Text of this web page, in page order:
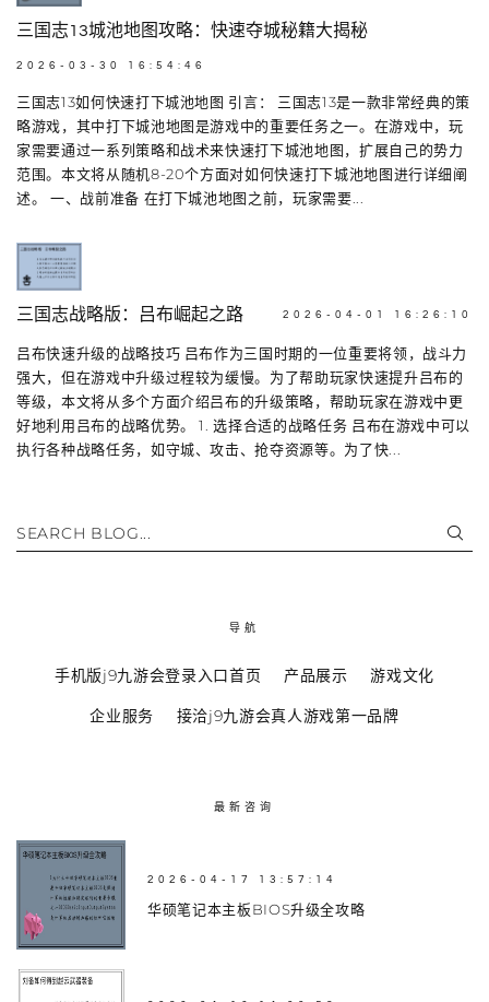
三国志13城池地图攻略：快速夺城秘籍大揭秘
2026-03-30 16:54:46
三国志13如何快速打下城池地图 引言： 三国志13是一款非常经典的策
略游戏，其中打下城池地图是游戏中的重要任务之一。在游戏中，玩
家需要通过一系列策略和战术来快速打下城池地图，扩展自己的势力
范围。本文将从随机8-20个方面对如何快速打下城池地图进行详细阐
述。 一、战前准备 在打下城池地图之前，玩家需要...
三国志战略版：吕布崛起之路 2026-04-01 16:26:10
吕布快速升级的战略技巧 吕布作为三国时期的一位重要将领，战斗力
强大，但在游戏中升级过程较为缓慢。为了帮助玩家快速提升吕布的
等级，本文将从多个方面介绍吕布的升级策略，帮助玩家在游戏中更
好地利用吕布的战略优势。 1. 选择合适的战略任务 吕布在游戏中可以
执行各种战略任务，如守城、攻击、抢夺资源等。为了快...
SEARCH BLOG...
导航
手机版j9九游会登录入口首页 产品展示 游戏文化
企业服务 接洽j9九游会真人游戏第一品牌
最新咨询
2026-04-17 13:57:14
华硕笔记本主板BIOS升级全攻略